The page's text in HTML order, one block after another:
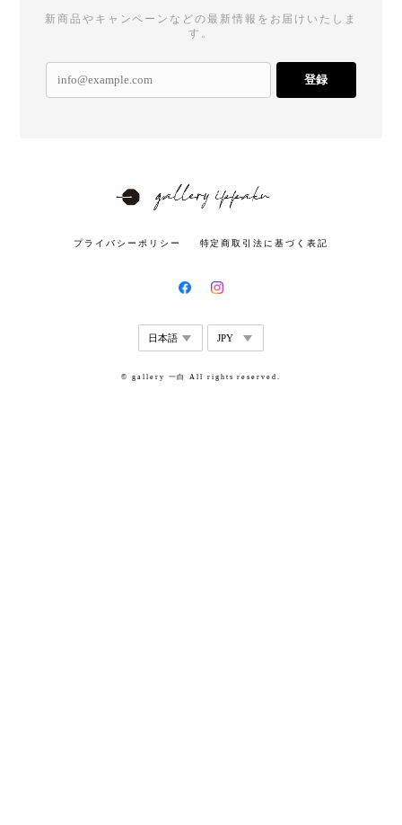
新商品やキャンペーンなどの最新情報をお届けいたしま
す。
登録
プライバシーポリシー 特定商取引法に基づく表記
© gallery 一白 All rights reserved.